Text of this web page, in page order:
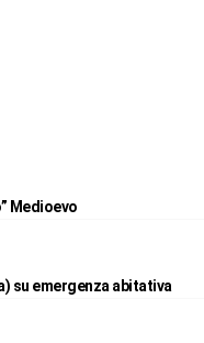
Medioevo
su emergenza abitativa